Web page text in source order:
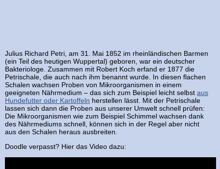
Julius Richard Petri, am 31. Mai 1852 im rheinländischen Barmen
(ein Teil des heutigen Wuppertal) geboren, war ein deutscher
Bakteriologe. Zusammen mit Robert Koch erfand er 1877 die
Petrischale, die auch nach ihm benannt wurde. In diesen flachen
Schalen wachsen Proben von Mikroorganismen in einem
geeigneten Nährmedium – das sich zum Beispiel leicht selbst aus
Hundefutter oder Kartoffeln herstellen lässt. Mit der Petrischale
lassen sich dann die Proben aus unserer Umwelt schnell prüfen:
Die Mikroorganismen wie zum Beispiel Schimmel wachsen dank
des Nährmediums schnell, können sich in der Regel aber nicht
aus den Schalen heraus ausbreiten.
Doodle verpasst? Hier das Video dazu: